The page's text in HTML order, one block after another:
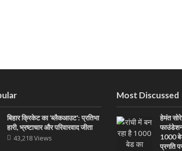
बिहार क्रिकेट का ‘ब्लैकआउट’: प्रतिभा
हारी, भ्रष्टाचार और परिवारवाद जीता
43,218 Views
Most Discussed
हेमंत
1000
प्रगति